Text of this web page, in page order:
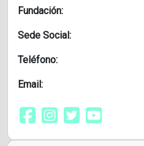
Fundación:
Sede Social:
Teléfono:
Email: